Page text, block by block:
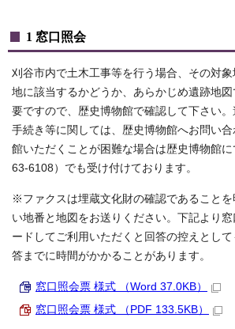
1 窓口照会
刈谷市内で土木工事等を行う場合、その対
地に該当するかどうか、あらかじめ遺跡地
要ですので、歴史博物館で確認して下さい
手続き等に関しては、歴史博物館へお問い
館いただくことが困難な場合は歴史博物館
63-6108）でも受け付けております。
※ファクスは埋蔵文化財の確認であること
い地番と地図をお送りください。下記より
ードしてご利用いただくと回答の控えとし
答までに時間がかかることがあります。
窓口照会票 様式 （Word 37.0KB）
窓口照会票 様式 （PDF 133.5KB）